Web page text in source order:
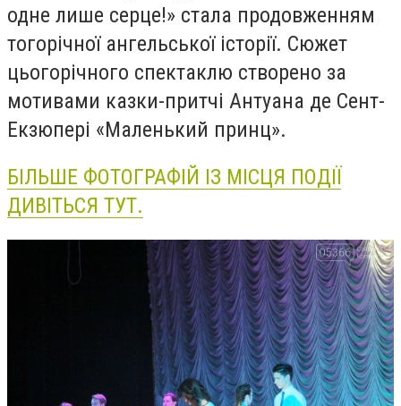
одне лише серце!» стала продовженням
тогорічної ангельської історії. Сюжет
цьогорічного спектаклю створено за
мотивами казки-притчі Антуана де Сент-
Екзюпері «Маленький принц».
БІЛЬШЕ ФОТОГРАФІЙ ІЗ МІСЦЯ ПОДІЇ
ДИВІТЬСЯ ТУТ.